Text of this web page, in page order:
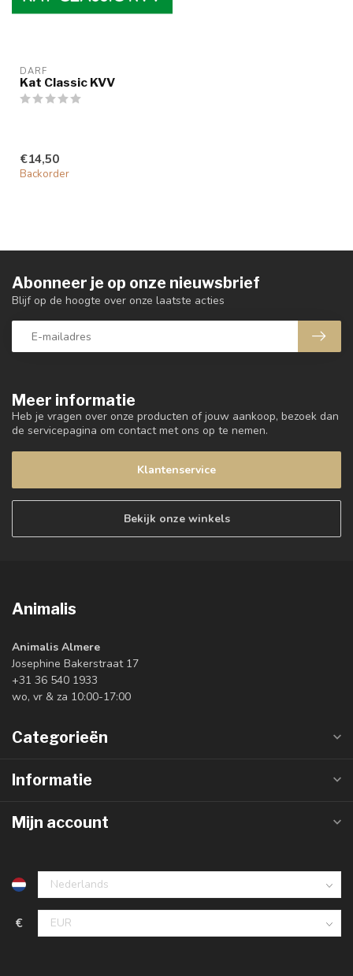
DARF
Kat Classic KVV
€14,50
Backorder
Meer informatie
Heb je vragen over onze producten of jouw aankoop, bezoek dan
de servicepagina om contact met ons op te nemen.
Klantenservice
Bekijk onze winkels
Abonneer je op onze nieuwsbrief
Blijf op de hoogte over onze laatste acties
Animalis
Animalis Almere
Josephine Bakerstraat 17
+31 36 540 1933
wo, vr & za 10:00-17:00
Categorieën
Informatie
Mijn account
€